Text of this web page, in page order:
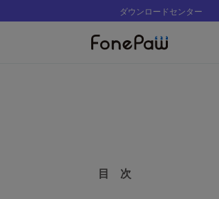
ダウンロードセンター
目 次